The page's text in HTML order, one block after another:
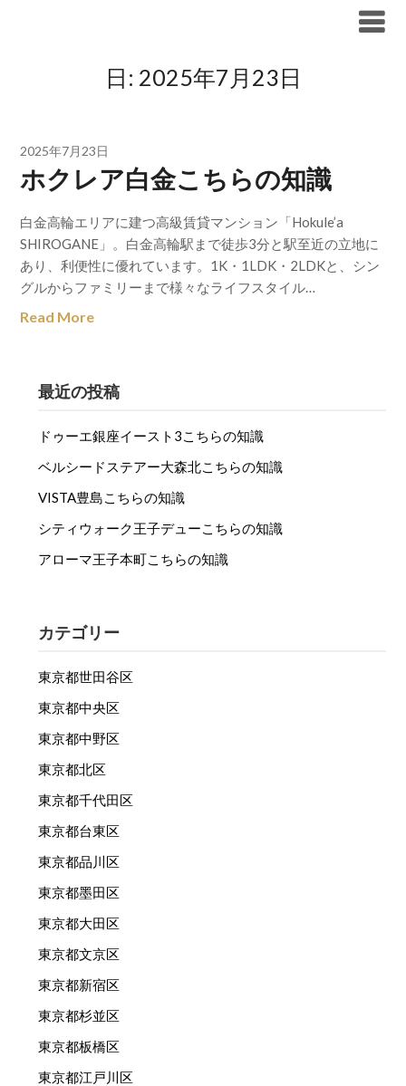
日: 2025年7月23日
2025年7月23日
ホクレア白金こちらの知識
白金高輪エリアに建つ高級賃貸マンション「Hokule’a
SHIROGANE」。白金高輪駅まで徒歩3分と駅至近の立地に
あり、利便性に優れています。1K・1LDK・2LDKと、シン
グルからファミリーまで様々なライフスタイル…
Read More
最近の投稿
ドゥーエ銀座イースト3こちらの知識
ベルシードステアー大森北こちらの知識
VISTA豊島こちらの知識
シティウォーク王子デューこちらの知識
アローマ王子本町こちらの知識
カテゴリー
東京都世田谷区
東京都中央区
東京都中野区
東京都北区
東京都千代田区
東京都台東区
東京都品川区
東京都墨田区
東京都大田区
東京都文京区
東京都新宿区
東京都杉並区
東京都板橋区
東京都江戸川区